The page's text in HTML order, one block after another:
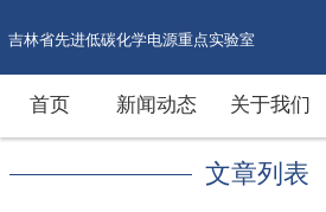
吉林省先进低碳化学电源重点实验室
首页 新闻动态 关于我们
文章列表